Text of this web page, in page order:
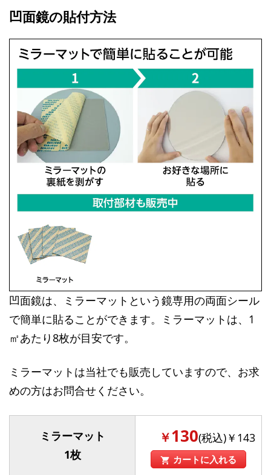
凹面鏡の貼付方法
凹面鏡は、ミラーマットという鏡専用の両面シール
で簡単に貼ることができます。ミラーマットは、1
㎡あたり8枚が目安です。
ミラーマットは当社でも販売していますので、お求
めの方はお問合せください。
ミラーマット
1枚
￥130(税込)￥143
shopping_cart カートに入れる